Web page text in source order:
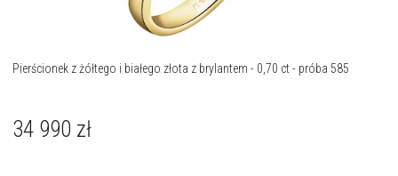
Pierścionek z żółtego i białego złota z brylantem - 0,70 ct - próba 585
34 990 zł